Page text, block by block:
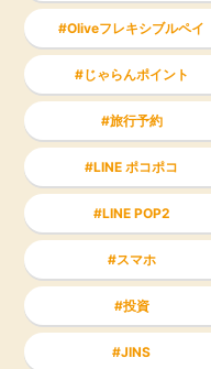
Oliveフレキシブルペイ
じゃらんポイント
旅行予約
LINE ポコポコ
LINE POP2
スマホ
投資
JINS